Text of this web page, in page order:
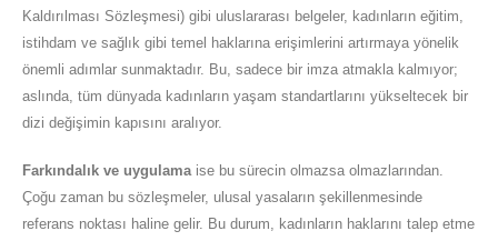
Kaldırılması Sözleşmesi) gibi uluslararası belgeler, kadınların eğitim,
istihdam ve sağlık gibi temel haklarına erişimlerini artırmaya yönelik
önemli adımlar sunmaktadır. Bu, sadece bir imza atmakla kalmıyor;
aslında, tüm dünyada kadınların yaşam standartlarını yükseltecek bir
dizi değişimin kapısını aralıyor.
Farkındalık ve uygulamaise bu sürecin olmazsa olmazlarından.
Çoğu zaman bu sözleşmeler, ulusal yasaların şekillenmesinde
referans noktası haline gelir. Bu durum, kadınların haklarını talep etme